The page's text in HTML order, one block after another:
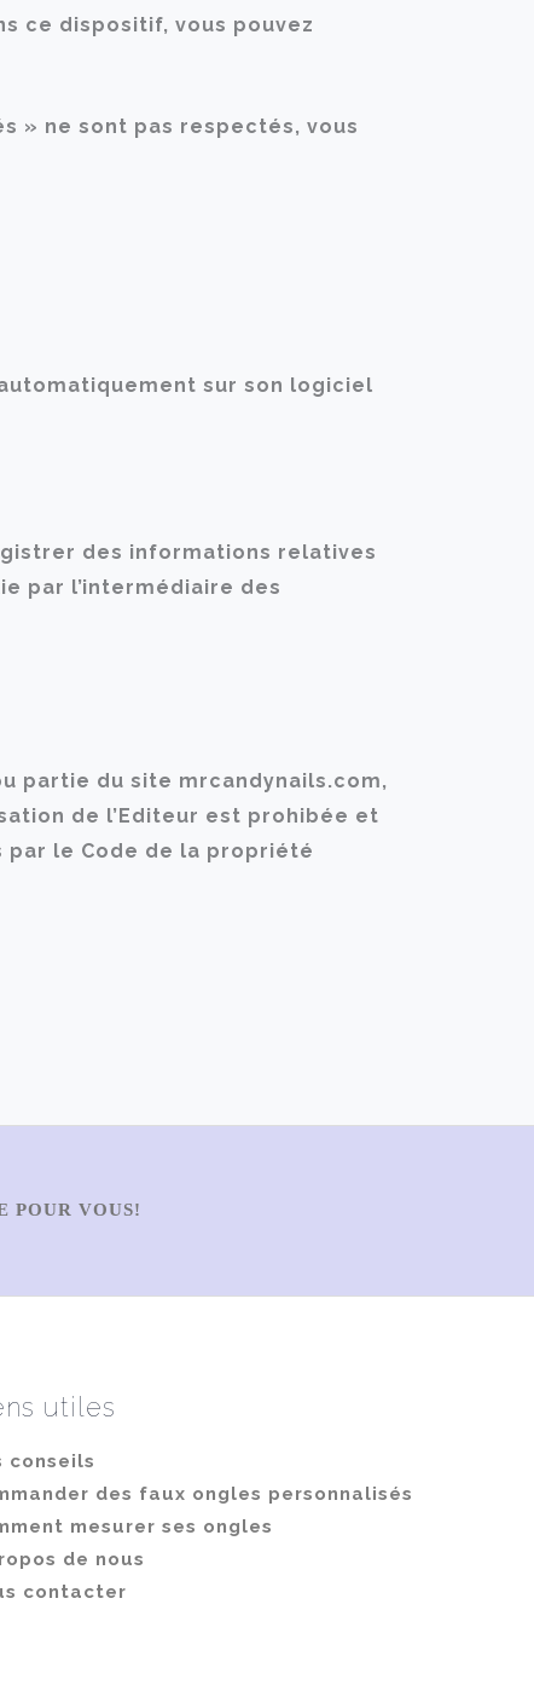
ce dispositif, vous pouvez
» ne sont pas respectés, vous
sur son logiciel
des informations relatives
par l’intermédiaire des
partie du site mrcandynails.com,
de l’Editeur est prohibée et
le Code de la propriété
POUR VOUS!
utiles
conseils
des faux ongles personnalisés
mesurer ses ongles
de nous
contacter